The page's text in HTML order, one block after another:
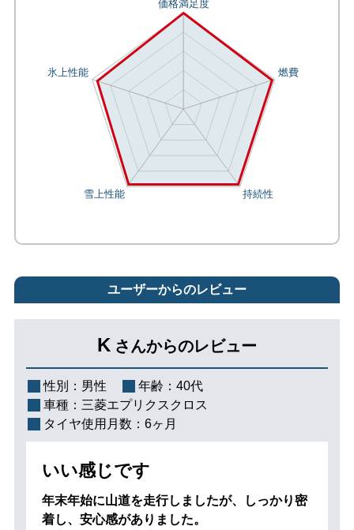
ユーザーからのレビュー
K さんからのレビュー
性別： 男性 年齢： 40代
車種： 三菱エプリクスクロス
タイヤ使用月数： 6ヶ月
いい感じです
年末年始に山道を走行しましたが、しっかり密
着し、安心感がありました。